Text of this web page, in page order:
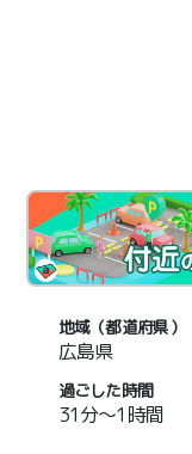
地域（都道府県）
広島県
過ごした時間
31分～1時間